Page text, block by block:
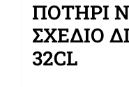
ΠΟΤΉΡΙ
ΣΧΈΔΙΟ
32CL